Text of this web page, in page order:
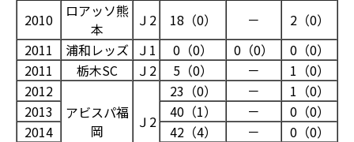
2010
ロアッソ熊
本
Ｊ2 18（0） －
2（0）
2011
浦和レッズ Ｊ1 0（0） 0（0）
0（0）
2011
栃木SC Ｊ2 5（0） －
1（0）
2012
アビスパ福
岡
Ｊ2
23（0） －
1（0）
2013
40（1） －
0（0）
2014
42（4） －
0（0）